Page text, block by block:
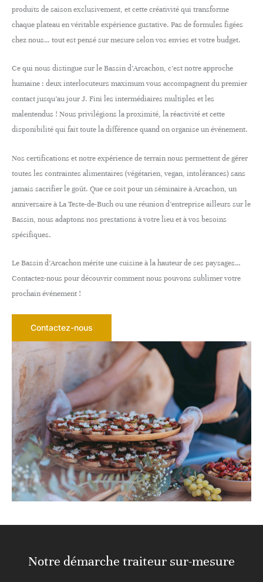
produits de saison exclusivement, et cette créativité qui transforme
chaque plateau en véritable expérience gustative. Pas de formules figées
chez nous… tout est pensé sur mesure selon vos envies et votre budget.
Ce qui nous distingue sur le Bassin d’Arcachon, c’est notre approche
humaine : deux interlocuteurs maximum vous accompagnent du premier
contact jusqu’au jour J. Fini les intermédiaires multiples et les
malentendus ! Nous privilégions la proximité, la réactivité et cette
disponibilité qui fait toute la différence quand on organise un événement.
Nos certifications et notre expérience de terrain nous permettent de gérer
toutes les contraintes alimentaires (végétarien, vegan, intolérances) sans
jamais sacrifier le goût. Que ce soit pour un séminaire à Arcachon, un
anniversaire à La Teste-de-Buch ou une réunion d’entreprise ailleurs sur le
Bassin, nous adaptons nos prestations à votre lieu et à vos besoins
spécifiques.
Le Bassin d’Arcachon mérite une cuisine à la hauteur de ses paysages…
Contactez-nous pour découvrir comment nous pouvons sublimer votre
prochain événement !
Contactez-nous
Notre démarche traiteur sur-mesure